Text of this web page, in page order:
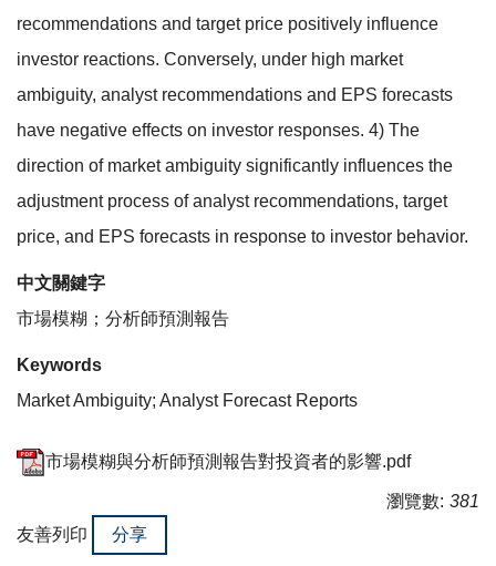
recommendations and target price positively influence
investor reactions. Conversely, under high market
ambiguity, analyst recommendations and EPS forecasts
have negative effects on investor responses. 4) The
direction of market ambiguity significantly influences the
adjustment process of analyst recommendations, target
price, and EPS forecasts in response to investor behavior.
中文關鍵字
市場模糊；分析師預測報告
Keywords
Market Ambiguity; Analyst Forecast Reports
市場模糊與分析師預測報告對投資者的影響.pdf
瀏覽數: 381
友善列印
分享